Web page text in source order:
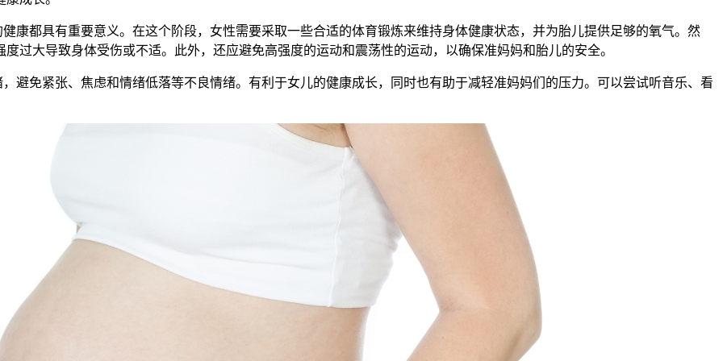
都具有重要意义。在这个阶段，女性需要采取一些合适的体育锻炼来维持身体健康状态，并为胎儿提供足够的氧气。然
过大导致身体受伤或不适。此外，还应避免高强度的运动和震荡性的运动，以确保准妈妈和胎儿的安全。
免紧张、焦虑和情绪低落等不良情绪。有利于女儿的健康成长，同时也有助于减轻准妈妈们的压力。可以尝试听音乐、看